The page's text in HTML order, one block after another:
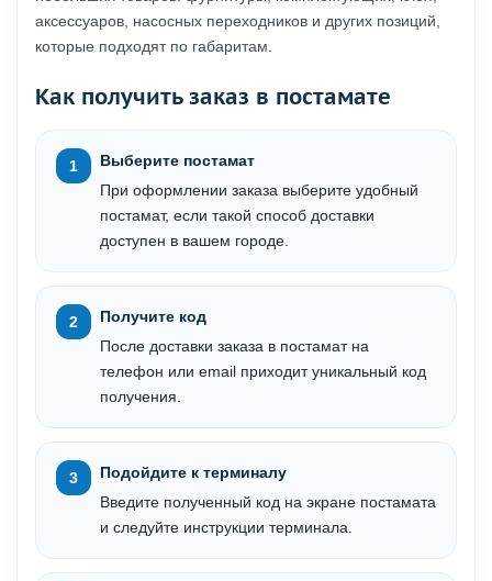
аксессуаров, насосных переходников и других позиций,
которые подходят по габаритам.
Как получить заказ в постамате
Выберите постамат
При оформлении заказа выберите удобный
постамат, если такой способ доставки
доступен в вашем городе.
Получите код
После доставки заказа в постамат на
телефон или email приходит уникальный код
получения.
Подойдите к терминалу
Введите полученный код на экране постамата
и следуйте инструкции терминала.